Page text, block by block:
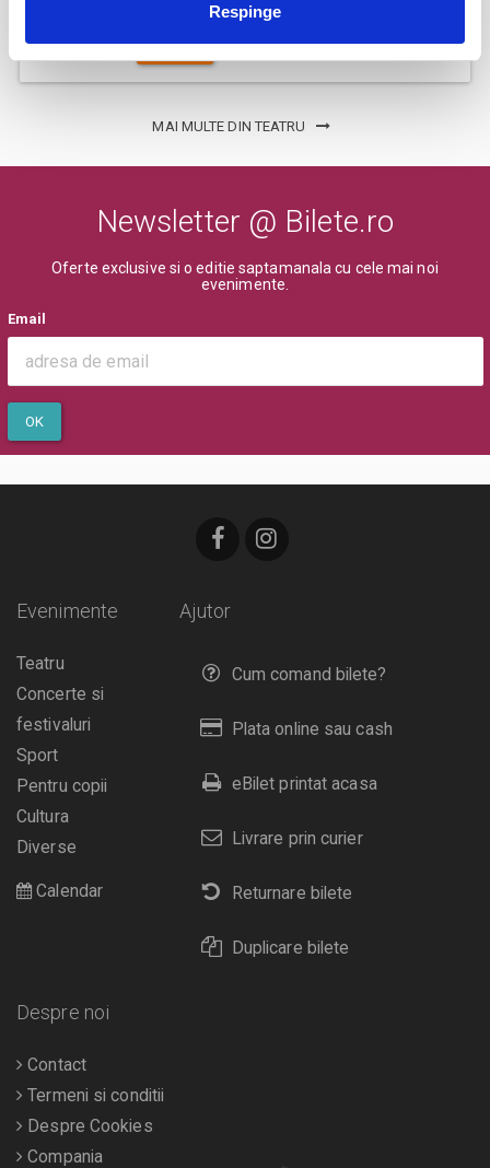
Respinge
MAI MULTE DIN TEATRU
Newsletter @ Bilete.ro
Oferte exclusive si o editie saptamanala cu cele mai noi
evenimente.
Email
OK
Ajutor
Cum comand bilete?
Plata online sau cash
eBilet printat acasa
Livrare prin curier
Returnare bilete
Duplicare bilete
Evenimente
Teatru
Concerte si
festivaluri
Sport
Pentru copii
Cultura
Diverse
Calendar
Despre noi
Contact
Termeni si conditii
Despre Cookies
Compania